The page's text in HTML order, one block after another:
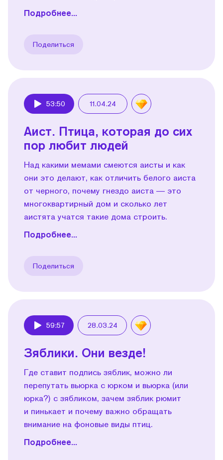
Подробнее...
Поделиться
53:50 11.04.24
Аист. Птица, которая до сих
пор любит людей
Над какими мемами смеются аисты и как
они это делают, как отличить белого аиста
от черного, почему гнездо аиста — это
многоквартирный дом и сколько лет
аистята учатся такие дома строить.
Подробнее...
Поделиться
59:57 28.03.24
Зяблики. Они везде!
Где ставит подпись зяблик, можно ли
перепутать вьюрка с юрком и вьюрка (или
юрка?) с зябликом, зачем зяблик рюмит
и пинькает и почему важно обращать
внимание на фоновые виды птиц.
Подробнее...